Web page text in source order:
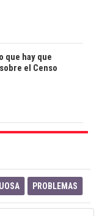
que hay que
el Censo
PROBLEMAS